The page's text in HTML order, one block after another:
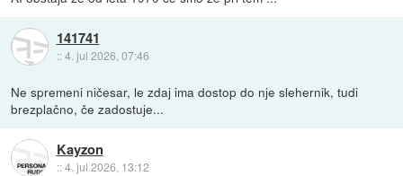
141741
::4. jul 2026, 07:46
Ne spremeni ničesar, le zdaj ima dostop do nje slehernik, tudi
brezplačno, če zadostuje...
Kayzon
::4. jul 2026, 13:12